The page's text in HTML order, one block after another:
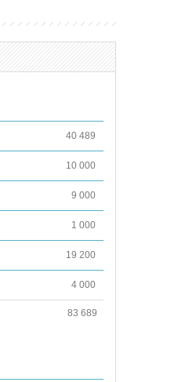
40 489
10 000
9 000
1 000
19 200
4 000
83 689